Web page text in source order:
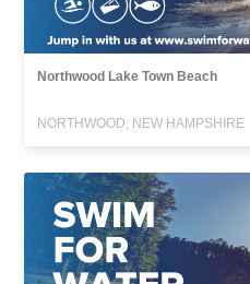
Northwood Lake Town Beach
NORTHWOOD, NEW HAMPSHIRE